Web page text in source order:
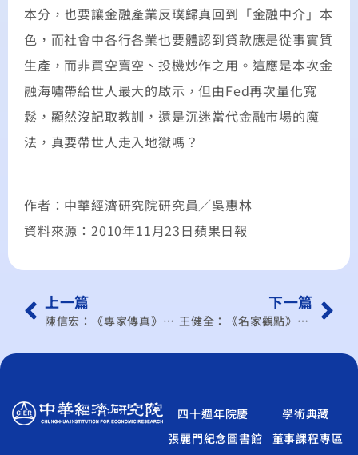
本分，也要讓金融產業反璞歸真回到「金融中介」本
色，而社會中各行各業也要體認到貸款應是從事實質
生產，而非買空賣空、投機炒作之用。這應是本次金
融海嘯帶給世人最大的啟示，但由Fed再次量化寬
鬆，顯然沒記取教訓，還是沉迷當代金融市場的魔
法，真要帶世人走入地獄嗎？
作者：中華經濟研究院研究員／吳惠林
資料來源：2010年11月23日蘋果日報
上一篇
陳信宏：《專家傳真》ECFA後 台灣要改變什麼？
下一篇
王健全：《名家觀點》行銷加把勁 打造華人文化典範
四十週年院慶
學術典藏
張麗門紀念圖書館
董事課程專區